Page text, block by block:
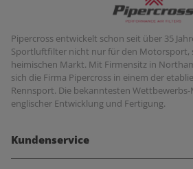
Pipercross entwickelt schon seit über 35
Sportluftfilter nicht nur für den Motorsport,
heimischen Markt. Mit Firmensitz in
sich die Firma Pipercross in einem der
Rennsport. Die bekanntesten
englischer Entwicklung und Fertigung.
Kundenservice